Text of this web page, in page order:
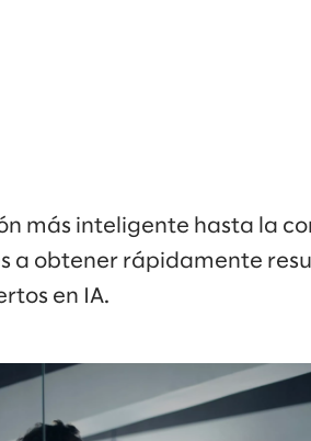
más inteligente hasta la
a obtener rápidamente
en IA.